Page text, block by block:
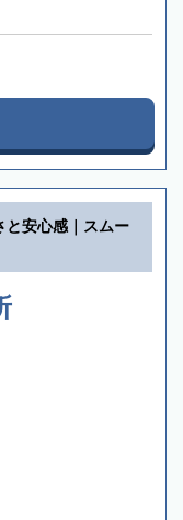
と安心感｜スムー